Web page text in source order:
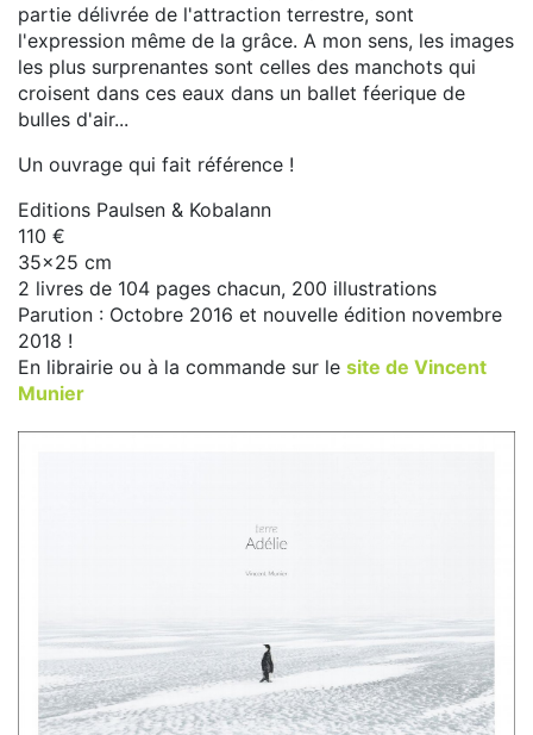
partie délivrée de l'attraction terrestre, sont
l'expression même de la grâce. A mon sens, les images
les plus surprenantes sont celles des manchots qui
croisent dans ces eaux dans un ballet féerique de
bulles d'air...
Un ouvrage qui fait référence !
Editions Paulsen & Kobalann
110 €
35x25 cm
2 livres de 104 pages chacun, 200 illustrations
Parution : Octobre 2016 et nouvelle édition novembre
2018 !
En librairie ou à la commande sur le site de Vincent
Munier